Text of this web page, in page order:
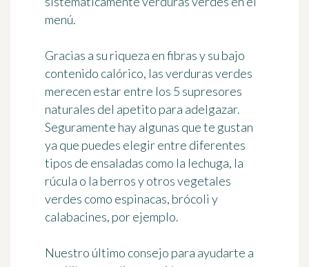
menú.
Gracias a su riqueza en fibras y su bajo
contenido calórico, las verduras verdes
merecen estar entre los 5 supresores
naturales del apetito para adelgazar.
Seguramente hay algunas que te gustan
ya que puedes elegir entre diferentes
tipos de ensaladas como la lechuga, la
rúcula o la berros y otros vegetales
verdes como espinacas, brócoli y
calabacines, por ejemplo.
Nuestro último consejo para ayudarte a